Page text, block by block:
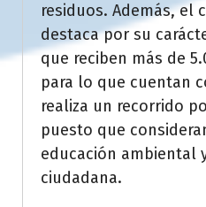
residuos. Además, el
destaca por su
que reciben más de
para lo que cuentan
realiza un recorrido
puesto que
educación ambiental
ciudadana.